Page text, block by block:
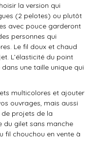
la version qui
(2 pelotes) ou plutôt
avec pouce garderont
personnes qui
Le fil doux et chaud
L’élasticité du point
une taille unique qui
multicolores et ajouter
ouvrages, mais aussi
projets de la
du gilet sans manche
fil chouchou en vente à